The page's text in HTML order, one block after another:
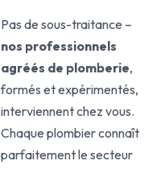
Pas de sous-traitance –
nos professionnels
agréés de plomberie,
formés et expérimentés,
interviennent chez vous.
Chaque plombier connaît
parfaitement le secteur